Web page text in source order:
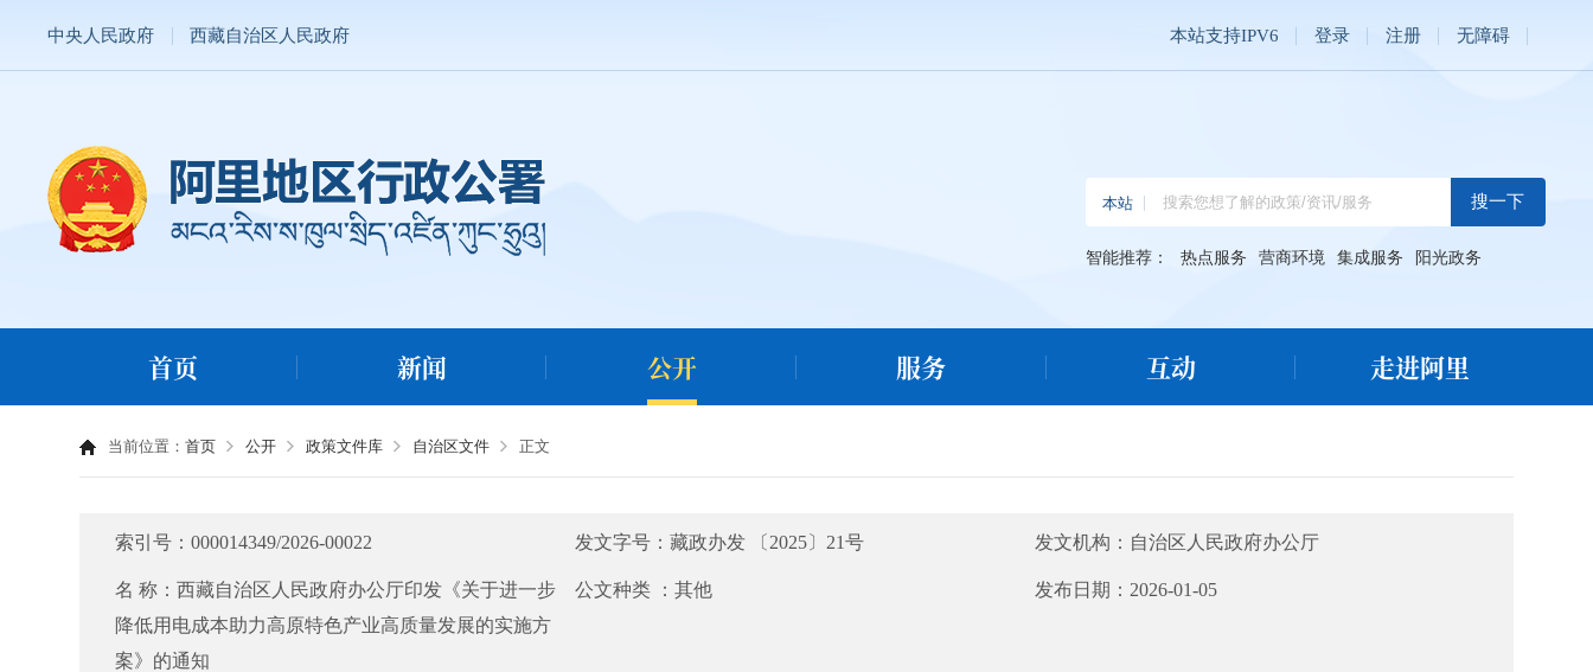
中央人民政府 西藏自治区人民政府 本站支持IPV6 登录 注册 无障碍
智能推荐： 热点服务 营商环境 集成服务 阳光政务
首页 新闻 公开 服务 互动 走进阿里
当前位置：首页 公开 政策文件库 自治区文件 正文
索引号：000014349/2026-00022 发文字号：藏政办发 〔2025〕21号 发文机构： 自治区人民政府办公厅
名 称：西藏自治区人民政府办公厅印发《关于进一步
降低用电成本助力高原特色产业高质量发展的实施方
案》的通知
公文种类 ：其他 发布日期： 2026-01-05